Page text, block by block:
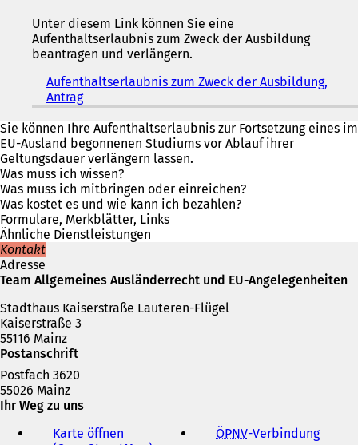
Unter diesem Link können Sie eine
Aufenthaltserlaubnis zum Zweck der Ausbildung
beantragen und verlängern.
Aufenthaltserlaubnis zum Zweck der Ausbildung,
Antrag(
Ö
f
f
n
e
t
i
n
e
e
n
a
)
Sie können Ihre Aufenthaltserlaubnis zur Fortsetzung eines im
EU-Ausland begonnenen Studiums vor Ablauf ihrer
Geltungsdauer verlängern lassen.
Was muss ich wissen?
Was muss ich mitbringen oder einreichen?
Was kostet es und wie kann ich bezahlen?
Formulare, Merkblätter, Links
Ähnliche Dienstleistungen
Kontakt
Adresse
Team Allgemeines Ausländerrecht und EU-Angelegenheiten
Stadthaus Kaiserstraße Lauteren-Flügel
Kaiserstraße 3
55116 Mainz
Postanschrift
Postfach 3620
55026 Mainz
Ihr Weg zu uns
Karte öffnen
ÖPNV-Verbindung(